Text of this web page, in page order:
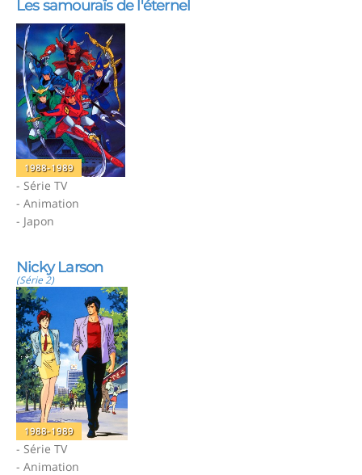
Les samouraïs de l'éternel
1988-1989
- Série TV
- Animation
- Japon
Nicky Larson
(Série 2)
1988-1989
- Série TV
- Animation